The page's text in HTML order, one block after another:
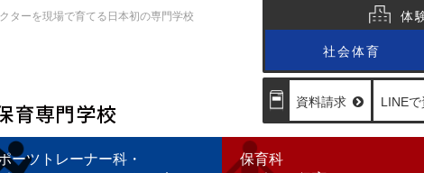
ターを現場で育てる日本初の専門学校
体
社会体育
資料請求 LINEで
ーツトレーナー科・
保育科